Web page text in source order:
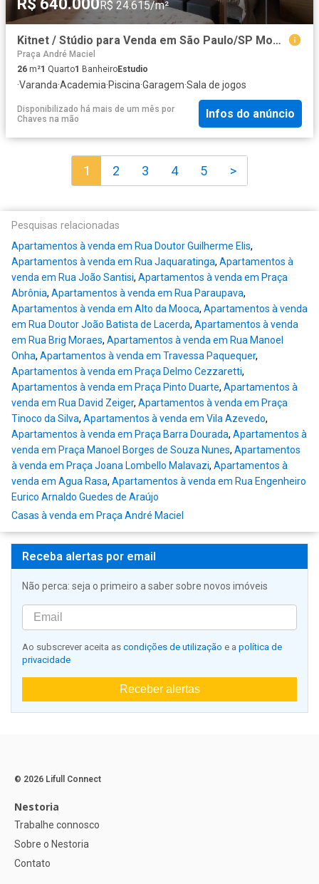
R$ 640.000R$ 24.615/m²
Kitnet / Stúdio para Venda em São Paulo/SP Moema 1 Quartos
Praça André Maciel
26 m²1 Quarto1 BanheiroEstudio
·Varanda·Academia·Piscina·Garagem·Sala de jogos
Disponibilizado há mais de um mês por
Chaves na mão
Infos do anúncio
1 2 3 4 5 >
Pesquisas relacionadas
Apartamentos à venda em Rua Doutor Guilherme Elis,
Apartamentos à venda em Rua Jaquaratinga, Apartamentos à
venda em Rua João Santisi, Apartamentos à venda em Praça
Abrônia, Apartamentos à venda em Rua Paraupava,
Apartamentos à venda em Alto da Mooca, Apartamentos à venda
em Rua Doutor João Batista de Lacerda, Apartamentos à venda
em Rua Brig Moraes, Apartamentos à venda em Rua Manoel
Onha, Apartamentos à venda em Travessa Paquequer,
Apartamentos à venda em Praça Delmo Cezzaretti,
Apartamentos à venda em Praça Pinto Duarte, Apartamentos à
venda em Rua David Zeiger, Apartamentos à venda em Praça
Tinoco da Silva, Apartamentos à venda em Vila Azevedo,
Apartamentos à venda em Praça Barra Dourada, Apartamentos à
venda em Praça Manoel Borges de Souza Nunes, Apartamentos
à venda em Praça Joana Lombello Malavazi, Apartamentos à
venda em Agua Rasa, Apartamentos à venda em Rua Engenheiro
Eurico Arnaldo Guedes de Araújo
Casas à venda em Praça André Maciel
Receba alertas por email
Não perca: seja o primeiro a saber sobre novos imóveis
Ao subscrever aceita as condições de utilização e a política de
privacidade
Receber alertas
© 2026 Lifull Connect
Nestoria
Trabalhe connosco
Sobre o Nestoria
Contato